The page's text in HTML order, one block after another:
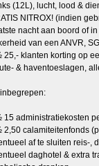
(12L), lucht, lood &
NITROX! (indien
nacht aan boord of
van een ANVR,
25,- klanten korting op
& haventoeslagen,
15 administratiekosten
2,50 calamiteitenfonds
af te sluiten reis-,
daghotel & extra